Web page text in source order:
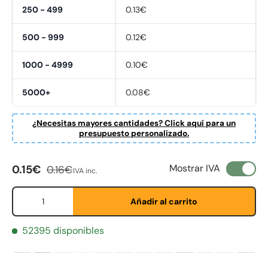
250 - 499 0.13€
500 - 999 0.12€
1000 - 4999 0.10€
5000+ 0.08€
¿Necesitas mayores cantidades? Click aquí para un
presupuesto personalizado.
Fornavn *
Precio de venta
0.15€ Precio normal
0.16€IVA inc. Mostrar IVA
Cant.
Añadir al carrito
52395 disponibles